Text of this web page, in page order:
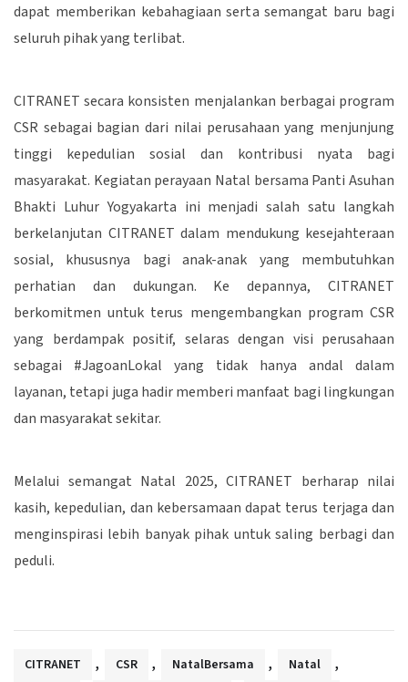
dapat memberikan kebahagiaan serta semangat baru bagi
seluruh pihak yang terlibat.
CITRANET secara konsisten menjalankan berbagai program
CSR sebagai bagian dari nilai perusahaan yang menjunjung
tinggi kepedulian sosial dan kontribusi nyata bagi
masyarakat. Kegiatan perayaan Natal bersama Panti Asuhan
Bhakti Luhur Yogyakarta ini menjadi salah satu langkah
berkelanjutan CITRANET dalam mendukung kesejahteraan
sosial, khususnya bagi anak-anak yang membutuhkan
perhatian dan dukungan. Ke depannya, CITRANET
berkomitmen untuk terus mengembangkan program CSR
yang berdampak positif, selaras dengan visi perusahaan
sebagai #JagoanLokal yang tidak hanya andal dalam
layanan, tetapi juga hadir memberi manfaat bagi lingkungan
dan masyarakat sekitar.
Melalui semangat Natal 2025, CITRANET berharap nilai
kasih, kepedulian, dan kebersamaan dapat terus terjaga dan
menginspirasi lebih banyak pihak untuk saling berbagi dan
peduli.
CITRANET , CSR , NatalBersama , Natal ,